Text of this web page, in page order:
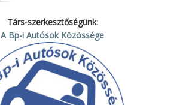
Társ-szerkesztőségünk:
A Bp-i Autósok Közössége